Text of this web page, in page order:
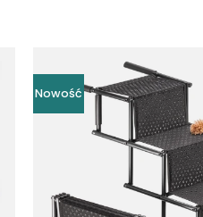
Nowość